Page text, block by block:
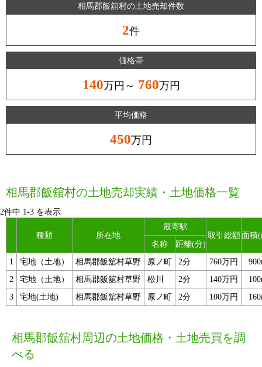
相馬郡飯舘村の土地売却件数
2件
価格帯
140万円～ 760万円
平均価格
450万円
相馬郡飯舘村の土地売却実績・土地価格一覧
2件中 1-3 を表示
種類 所在地
最寄駅
取引総額 面積
名称
距離(分)
1
宅地（土地） 相馬郡飯舘村草野 原ノ町 2分 760万円
2
宅地（土地） 相馬郡飯舘村草野 松川 2分 140万円
3
宅地(土地) 相馬郡飯舘村草野 原ノ町 2分 100万円
相馬郡飯舘村周辺の土地価格・土地売買を調
べる